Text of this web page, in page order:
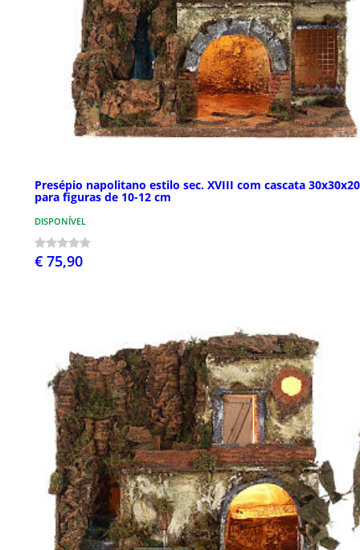
Presépio napolitano estilo sec. XVIII com cascata
para figuras de 10-12 cm
DISPONÍVEL
€ 75,90